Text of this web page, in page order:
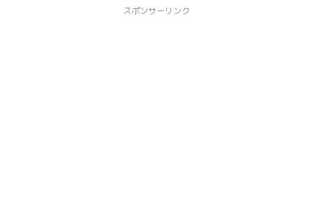
スポンサーリンク